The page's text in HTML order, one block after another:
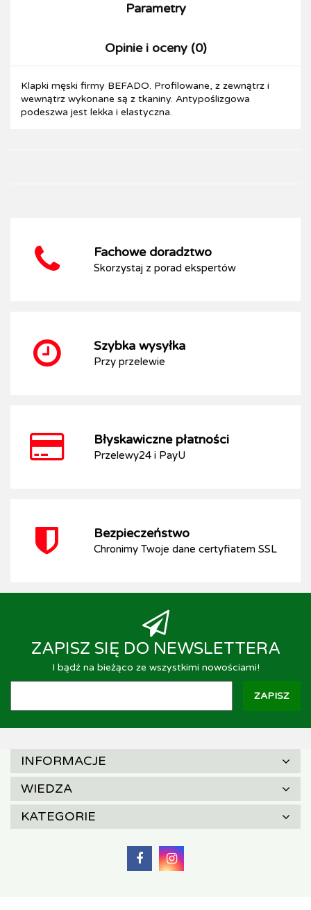
Parametry
Opinie i oceny (0)
Klapki męski firmy BEFADO. Profilowane, z zewnątrz i
wewnątrz wykonane są z tkaniny. Antypoślizgowa
podeszwa jest lekka i elastyczna.
Fachowe doradztwo
Skorzystaj z porad ekspertów
Szybka wysyłka
Przy przelewie
Błyskawiczne płatności
Przelewy24 i PayU
Bezpieczeństwo
Chronimy Twoje dane certyfiatem SSL
ZAPISZ SIĘ DO NEWSLETTERA
I bądź na bieżąco ze wszystkimi nowościami!
INFORMACJE
WIEDZA
KATEGORIE